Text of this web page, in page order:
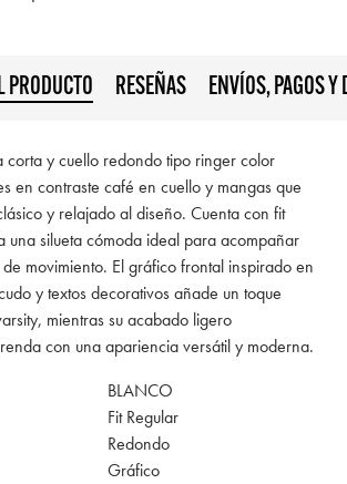
PRODUCTO RESEÑAS ENVÍOS, PAGOS Y
corta y cuello redondo tipo ringer color
en contraste café en cuello y mangas que
y relajado al diseño. Cuenta con fit
una silueta cómoda ideal para acompañar
movimiento. El gráfico frontal inspirado en
y textos decorativos añade un toque
mientras su acabado ligero
con una apariencia versátil y moderna.
BLANCO
Fit Regular
Redondo
Gráfico